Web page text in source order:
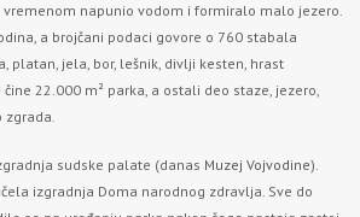
napunio vodom i formiralo malo jezero.
a brojčani podaci govore o 760 stabala
platan, jela, bor, lešnik, divlji kesten, hrast
22.000 m² parka, a ostali deo staze, jezero,
zgrada.
sudske palate (danas Muzej Vojvodine).
izgradnja Doma narodnog zdravlja. Sve do